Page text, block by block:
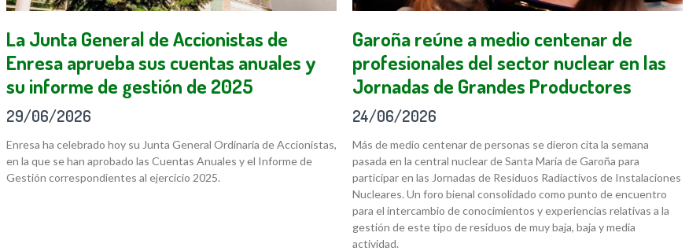
La Junta General de Accionistas de
Enresa aprueba sus cuentas anuales y
su informe de gestión de 2025
29/06/2026
Enresa ha celebrado hoy su Junta General Ordinaria de Accionistas,
en la que se han aprobado las Cuentas Anuales y el Informe de
Gestión correspondientes al ejercicio 2025.
Garoña reúne a medio centenar de
profesionales del sector nuclear en las
Jornadas de Grandes Productores
24/06/2026
Más de medio centenar de personas se dieron cita la semana
pasada en la central nuclear de Santa María de Garoña para
participar en las Jornadas de Residuos Radiactivos de Instalaciones
Nucleares. Un foro bienal consolidado como punto de encuentro
para el intercambio de conocimientos y experiencias relativas a la
gestión de este tipo de residuos de muy baja, baja y media
actividad.